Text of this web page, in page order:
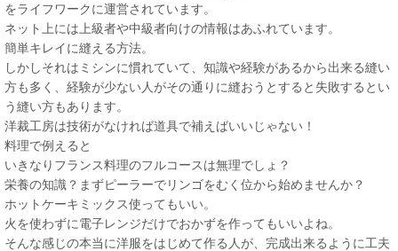
をライフワークに運営されています。
ネット上には上級者や中級者向けの情報はあふれています。
簡単キレイに縫える方法。
しかしそれはミシンに慣れていて、知識や経験があるから出来る縫い
方も多く、経験が少ない人がその通りに縫おうとすると失敗するとい
う縫い方もあります。
洋裁工房は技術がなければ道具で補えばいいじゃない！
料理で例えると
いきなりフランス料理のフルコースは無理でしょ？
栄養の知識？まずピーラーでリンゴをむく位から始めませんか？
ホットケーキミックス使ってもいい。
火を使わずに電子レンジだけでおかずを作ってもいいよね。
そんな感じの本当に洋服をはじめて作る人が、完成出来るように工夫